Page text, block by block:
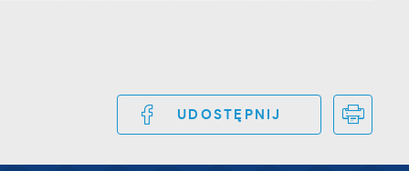
UDOSTĘPNIJ